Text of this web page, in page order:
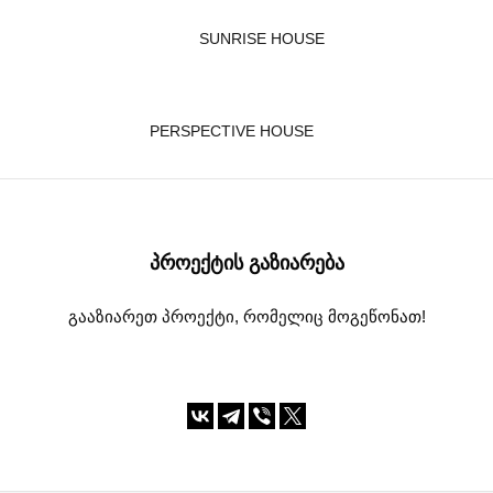
SUNRISE HOUSE
PERSPECTIVE HOUSE
ᲞᲠᲝᲔᲥᲢᲘᲡ ᲒᲐᲖᲘᲐᲠᲔᲑᲐ
გააზიარეთ პროექტი, რომელიც მოგეწონათ!